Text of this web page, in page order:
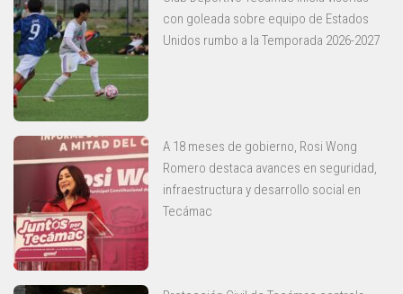
con goleada sobre equipo de Estados
Unidos rumbo a la Temporada 2026-2027
A 18 meses de gobierno, Rosi Wong
Romero destaca avances en seguridad,
infraestructura y desarrollo social en
Tecámac